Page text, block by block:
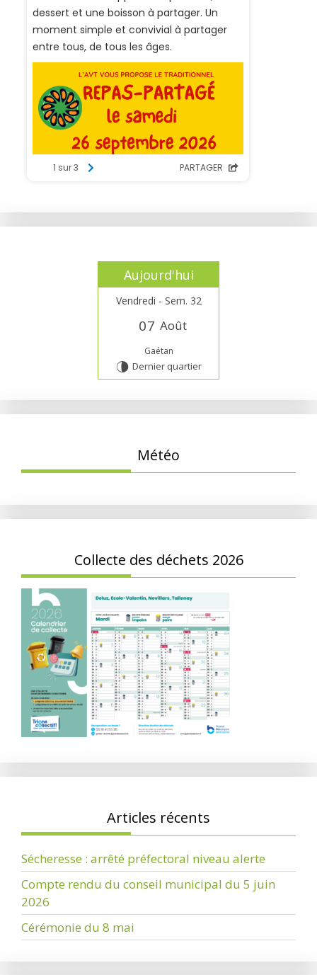
Aujourd'hui
Vendredi - Sem. 32
07 Août
Gaétan
U Dernier quartier
Météo
Collecte des déchets 2026
Articles récents
Sécheresse : arrêté préfectoral niveau alerte
Compte rendu du conseil municipal du 5 juin
2026
Cérémonie du 8 mai